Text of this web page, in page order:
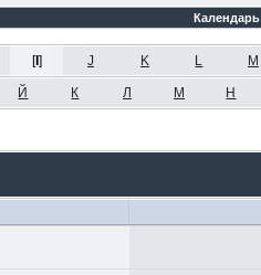
Календарь
[I] J K L M
Й К Л М Н